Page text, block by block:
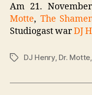
Am 21.
Motte, The
Studiogast warDJ
Schlagwörter
DJ Henry, Dr. Motte